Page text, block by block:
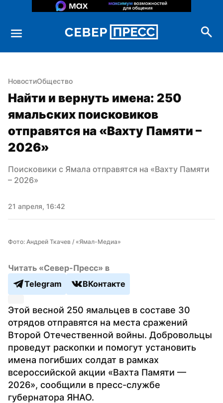
НовостиОбщество
Найти и вернуть имена: 250
ямальских поисковиков
отправятся на «Вахту Памяти –
2026»
Поисковики с Ямала отправятся на «Вахту Памяти
– 2026»
21 апреля, 16:42
Фото: Андрей Ткачев / «Ямал-Медиа»
Читать «Север-Пресс» в
Telegram
ВКонтакте
Этой весной 250 ямальцев в составе 30
отрядов отправятся на места сражений
Второй Отечественной войны. Добровольцы
проведут раскопки и помогут установить
имена погибших солдат в рамках
всероссийской акции «Вахта Памяти —
2026», сообщили в пресс-службе
губернатора ЯНАО.